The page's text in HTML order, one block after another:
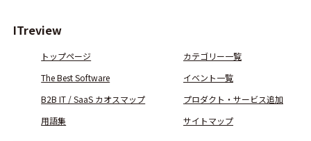
ITreview
トップページ
カテゴリー一覧
The Best Software
イベント一覧
B2B IT / SaaS カオスマップ
プロダクト・サービス追加
用語集
サイトマップ